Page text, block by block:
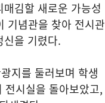
김할 새로운 가능성
기념관을 찾아 전시관
을 기렸다.
지를 둘러보며 학생
전시실을 돌아보았고,